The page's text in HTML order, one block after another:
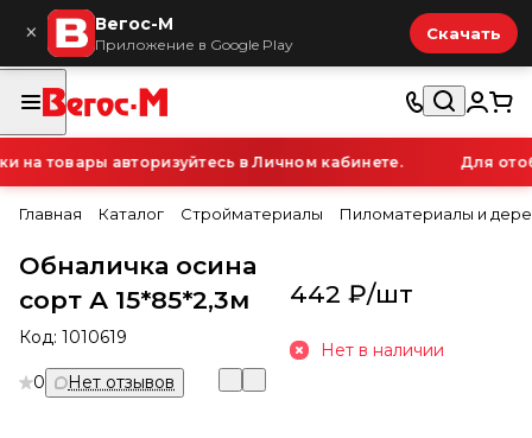
× Вегос-М
Приложение в Google Play
Скачать
товары авторизуйтесь в Личном кабинете. Для
Главная Каталог Стройматериалы Пиломатериалы и
Обналичка осина
сорт А 15*85*2,3м
Код: 1010619
0 Нет отзывов
442 ₽/шт
Нет в наличии